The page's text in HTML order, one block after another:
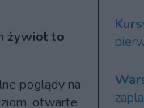
żywioł to
poglądy na
otwarte